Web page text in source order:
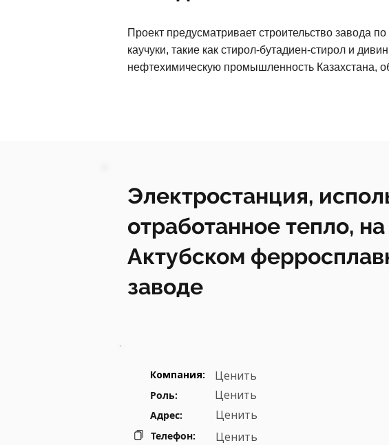
Проект предусматривает строительство завода
каучуки, такие как стирол-бутадиен-стирол и
нефтехимическую промышленность Казахстана,
Электростанция,
отработанное тепло, на
Актубском
заводе
Компания: Ценить
Роль: Ценить
Адрес: Ценить
Телефон: Ценить